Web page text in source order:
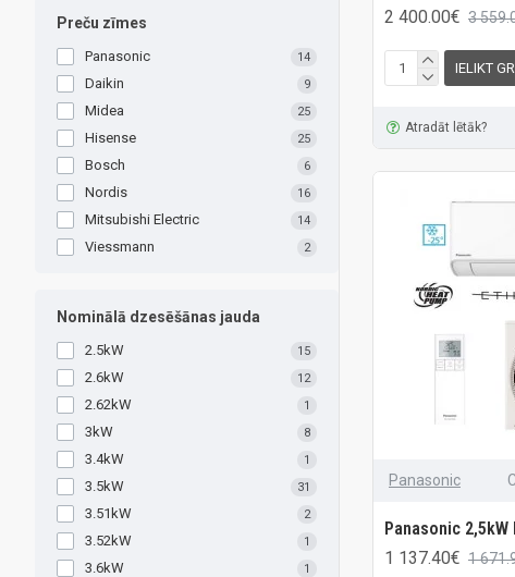
Preču zīmes
Panasonic 14
Daikin 9
Midea 25
Hisense 25
Bosch 6
Nordis 16
Mitsubishi Electric 14
Viessmann 2
Nominālā dzesēšānas jauda
2.5kW 15
2.6kW 12
2.62kW 1
3kW 8
3.4kW 1
3.5kW 31
3.51kW 2
3.52kW 1
3.6kW 1
2 400.00€ 3
IELIKT
Atradāt lētāk?
Panasonic
Panasonic 2,5kW
1 137.40€ 1